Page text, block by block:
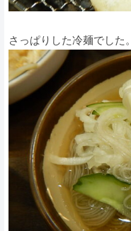
さっぱりした冷麺でした。